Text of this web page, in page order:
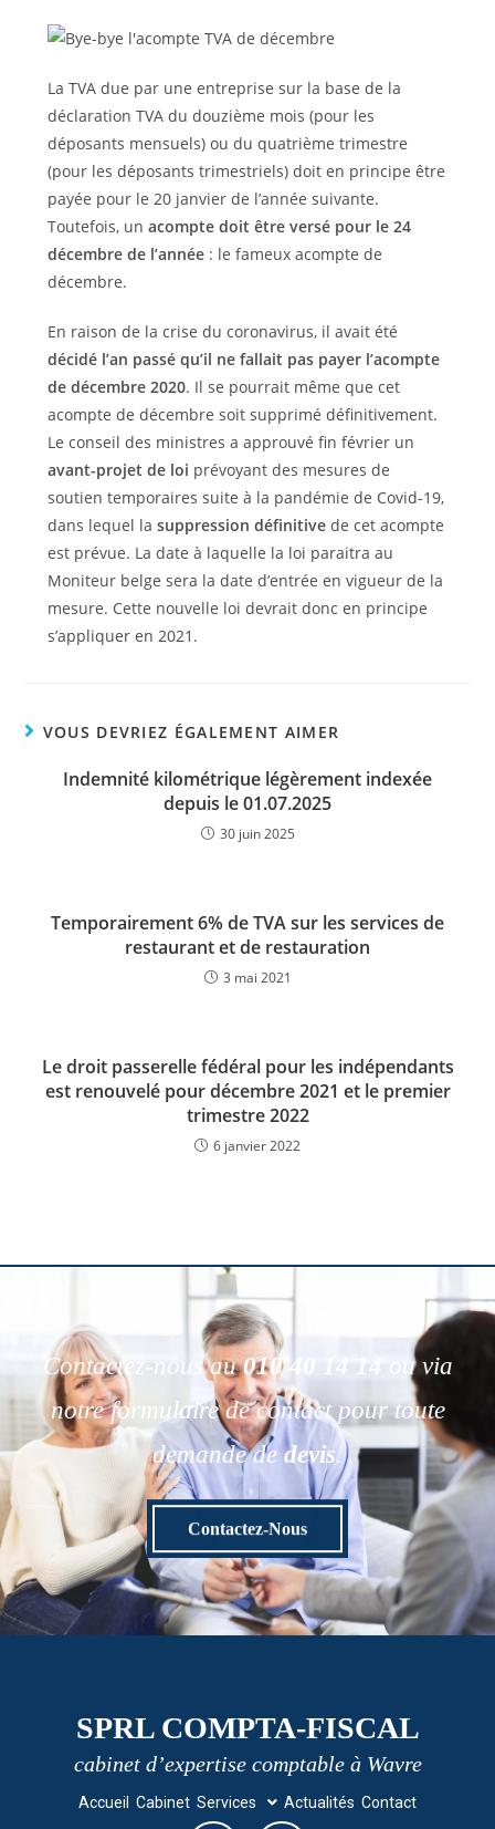
La TVA due par une entreprise sur la base de la
déclaration TVA du douzième mois (pour les
déposants mensuels) ou du quatrième trimestre
(pour les déposants trimestriels) doit en principe être
payée pour le 20 janvier de l’année suivante.
Toutefois, un acompte doit être versé pour le 24
décembre de l’année: le fameux acompte de
décembre.
En raison de la crise du coronavirus, il avait été
décidé l’an passé qu’il ne fallait pas payer l’acompte
de décembre 2020. Il se pourrait même que cet
acompte de décembre soit supprimé définitivement.
Le conseil des ministres a approuvé fin février un
avant-projet de loi prévoyant des mesures de
soutien temporaires suite à la pandémie de Covid-19,
dans lequel la suppression définitivede cet acompte
est prévue. La date à laquelle la loi paraitra au
Moniteur belge sera la date d’entrée en vigueur de la
mesure. Cette nouvelle loi devrait donc en principe
s’appliquer en 2021.
VOUS DEVRIEZ ÉGALEMENT AIMER
Indemnité kilométrique légèrement indexée
depuis le 01.07.2025
30 juin 2025
Temporairement 6% de TVA sur les services de
restaurant et de restauration
3 mai 2021
Le droit passerelle fédéral pour les indépendants
est renouvelé pour décembre 2021 et le premier
trimestre 2022
6 janvier 2022
Contactez-nous au010 40 14 14
ou via
notre formulaire de contact pour toute
demande de devis.
Contactez-Nous
SPRL COMPTA-FISCAL
cabinet d’expertise comptable à Wavre
Accueil Cabinet Services Actualités Contact